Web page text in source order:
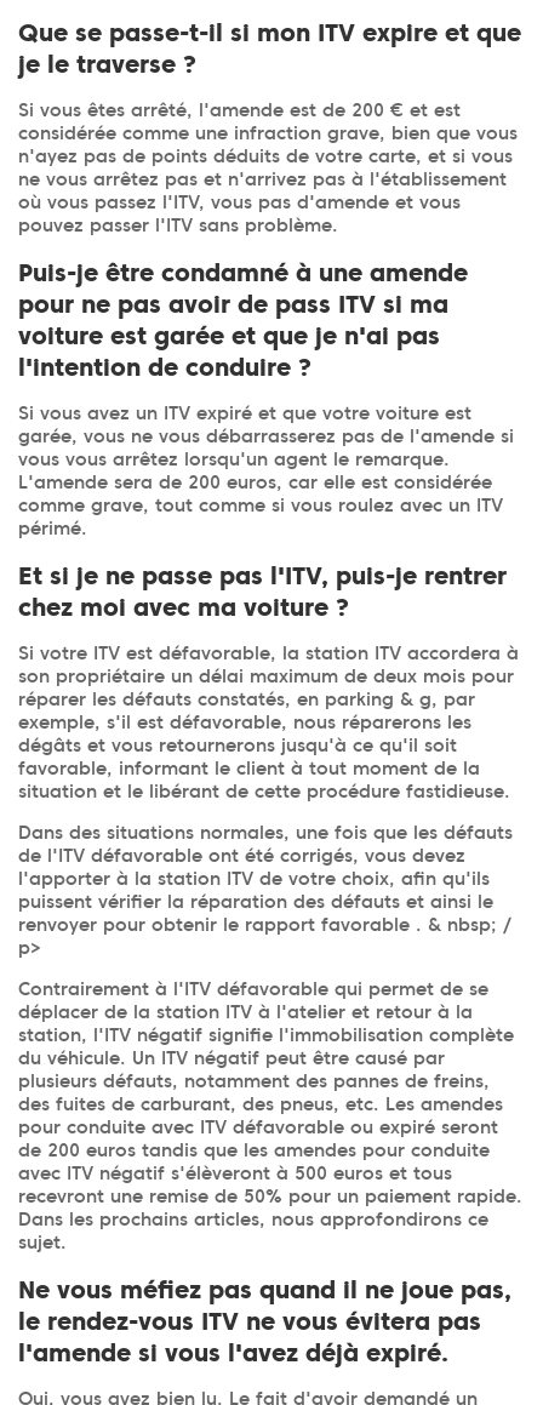
Que se passe-t-il si mon ITV expire et que
je le traverse ?
Si vous êtes arrêté, l'amende est de 200 € et est
considérée comme une infraction grave, bien que vous
n'ayez pas de points déduits de votre carte, et si vous
ne vous arrêtez pas et n'arrivez pas à l'établissement
où vous passez l'ITV, vous pas d'amende et vous
pouvez passer l'ITV sans problème.
Puis-je être condamné à une amende
pour ne pas avoir de pass ITV si ma
voiture est garée et que je n'ai pas
l'intention de conduire ?
Si vous avez un ITV expiré et que votre voiture est
garée, vous ne vous débarrasserez pas de l'amende si
vous vous arrêtez lorsqu'un agent le remarque.
L'amende sera de 200 euros, car elle est considérée
comme grave, tout comme si vous roulez avec un ITV
périmé.
Et si je ne passe pas l'ITV, puis-je rentrer
chez moi avec ma voiture ?
Si votre ITV est défavorable, la station ITV accordera à
son propriétaire un délai maximum de deux mois pour
réparer les défauts constatés, en parking & g, par
exemple, s'il est défavorable, nous réparerons les
dégâts et vous retournerons jusqu'à ce qu'il soit
favorable, informant le client à tout moment de la
situation et le libérant de cette procédure fastidieuse.
Dans des situations normales, une fois que les défauts
de l'ITV défavorable ont été corrigés, vous devez
l'apporter à la station ITV de votre choix, afin qu'ils
puissent vérifier la réparation des défauts et ainsi le
renvoyer pour obtenir le rapport favorable . & nbsp; /
p>
Contrairement à l'ITV défavorable qui permet de se
déplacer de la station ITV à l'atelier et retour à la
station, l'ITV négatif signifie l'immobilisation complète
du véhicule. Un ITV négatif peut être causé par
plusieurs défauts, notamment des pannes de freins,
des fuites de carburant, des pneus, etc. Les amendes
pour conduite avec ITV défavorable ou expiré seront
de 200 euros tandis que les amendes pour conduite
avec ITV négatif s'élèveront à 500 euros et tous
recevront une remise de 50% pour un paiement rapide.
Dans les prochains articles, nous approfondirons ce
sujet.
Ne vous méfiez pas quand il ne joue pas,
le rendez-vous ITV ne vous évitera pas
l'amende si vous l'avez déjà expiré.
Oui, vous avez bien lu. Le fait d'avoir demandé un